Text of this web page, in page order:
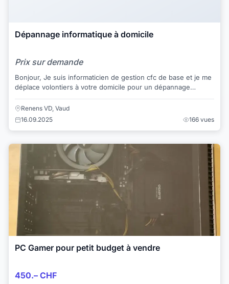
Dépannage informatique à domicile
Prix sur demande
Bonjour, Je suis informaticien de gestion cfc de base et je me
déplace volontiers à votre domicile pour un dépannage
Renens VD, Vaud
16.09.2025
166 vues
PC Gamer pour petit budget à vendre
450.– CHF